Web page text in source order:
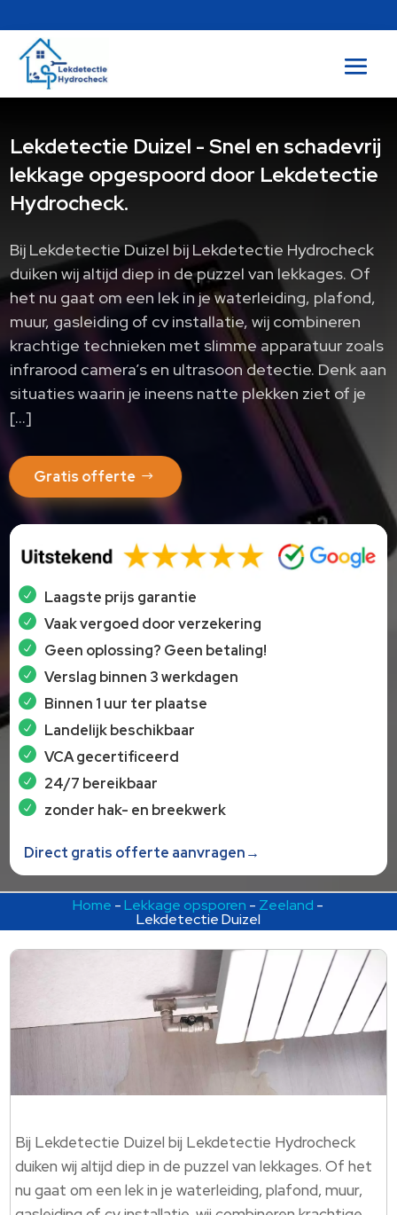
Lekdetectie Duizel - Snel en schadevrij
lekkage opgespoord door Lekdetectie
Hydrocheck.
Bij Lekdetectie Duizel bij Lekdetectie Hydrocheck
duiken wij altijd diep in de puzzel van lekkages. Of
het nu gaat om een lek in je waterleiding, plafond,
muur, gasleiding of cv installatie, wij combineren
krachtige technieken met slimme apparatuur zoals
infrarood camera’s en ultrasoon detectie. Denk aan
situaties waarin je ineens natte plekken ziet of je
[…]
Gratis offerte
Laagste prijs garantie
Vaak vergoed door verzekering
Geen oplossing? Geen betaling!
Verslag binnen 3 werkdagen
Binnen 1 uur ter plaatse
Landelijk beschikbaar
VCA gecertificeerd
24/7 bereikbaar
zonder hak- en breekwerk
Direct gratis offerte aanvragen→
Home -Lekkage opsporen - Zeeland -
Lekdetectie Duizel
Bij Lekdetectie Duizel bij Lekdetectie Hydrocheck
duiken wij altijd diep in de puzzel van lekkages. Of het
nu gaat om een lek in je waterleiding, plafond, muur,